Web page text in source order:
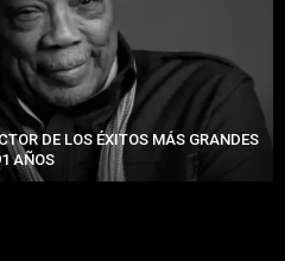
DE LOS ÉXITOS MÁS GRANDES
AÑOS